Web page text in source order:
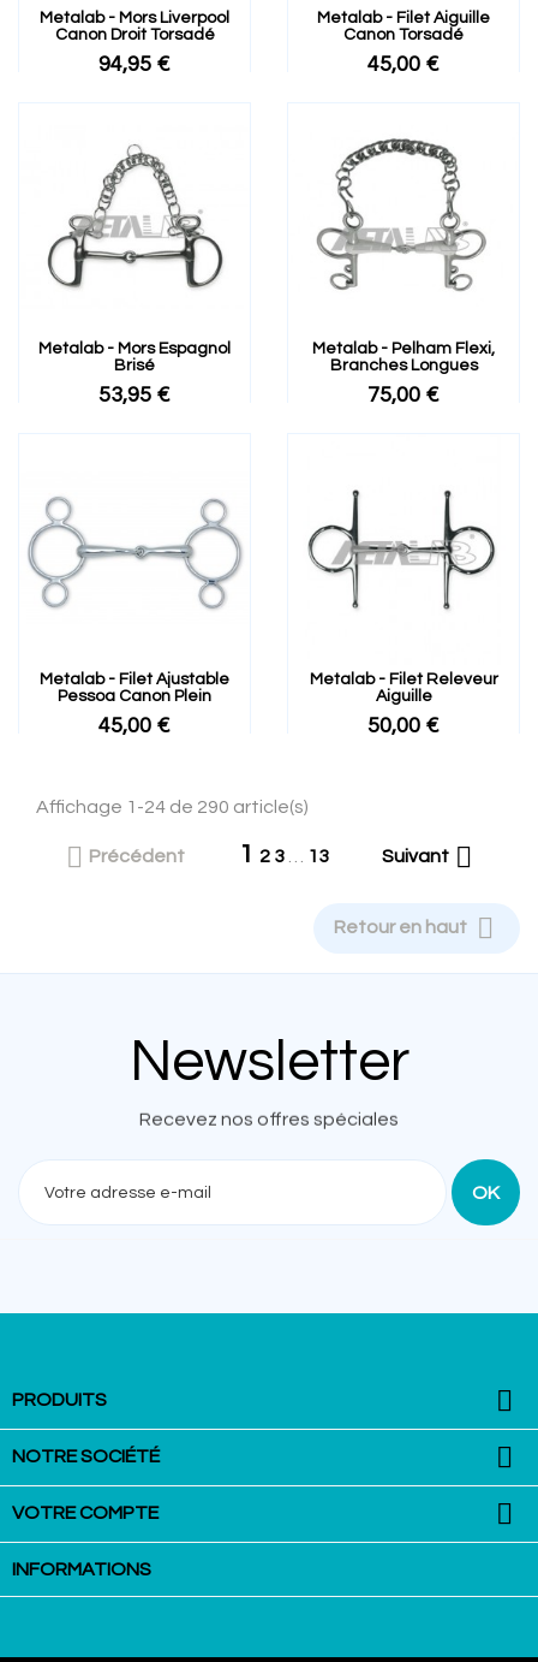
Metalab - Mors Liverpool
Canon Droit Torsadé
94,95 €
Metalab - Filet Aiguille
Canon Torsadé
45,00 €
Metalab - Mors Espagnol
Brisé
53,95 €
Metalab - Pelham Flexi,
Branches Longues
75,00 €
Metalab - Filet Ajustable
Pessoa Canon Plein
45,00 €
Metalab - Filet Releveur
Aiguille
50,00 €
Affichage 1-24 de 290 article(s)
 Précédent 1 2 3 13 Suivant 
Retour en haut 
Newsletter
Recevez nos offres spéciales
PRODUITS 
NOTRE SOCIÉTÉ 
VOTRE COMPTE 
INFORMATIONS